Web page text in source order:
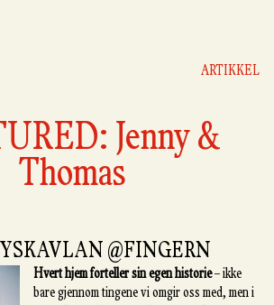
Jenny &
Thomas
ARTIKKEL
@FINGERN
Hvert hjem forteller sin egen historie– ikke
bare gjennom tingene vi omgir oss med, men i